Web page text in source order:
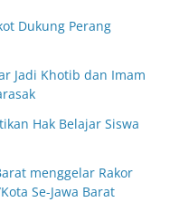
Dukung Perang
Jadi Khotib dan Imam
Hak Belajar Siswa
menggelar Rakor
Se-Jawa Barat